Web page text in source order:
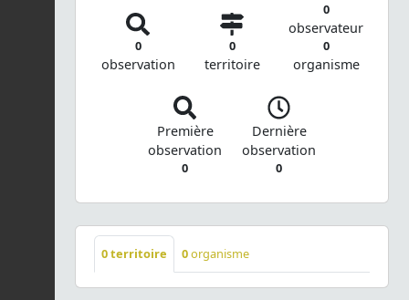
0
observation
0
territoire
0
observateur
0
organisme
Première
observation
0
Dernière
observation
0
0territoire 0organisme